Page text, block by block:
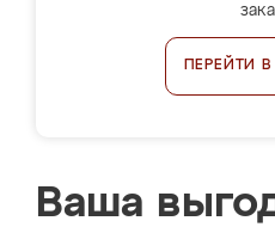
ПЕРЕЙТИ
Ваша